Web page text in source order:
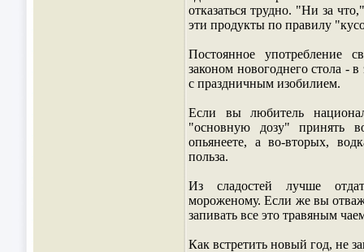
отказаться трудно. "Ни за
эти продукты по правилу
Постоянное употребление
законом новогоднего стола -
с праздничным изобилием.
Если вы любитель
"основную дозу" принять
опьянеете, а во-вторых,
польза.
Из сладостей лучше
мороженому. Если же вы
запивать все это травяным
Как встретить новый год, не